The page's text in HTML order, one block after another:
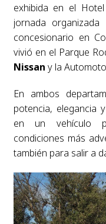
exhibida en el
jornada organizada
concesionario en
vivió en el Parque
Nissan y la
En ambos
potencia, elegancia
en un vehículo
condiciones más
también para salir a